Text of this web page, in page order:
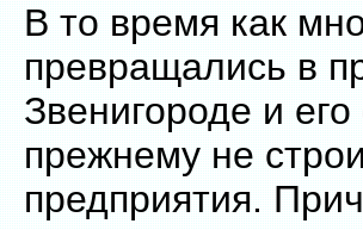
В то время как
превращались в
Звенигороде и
прежнему не
предприятия.